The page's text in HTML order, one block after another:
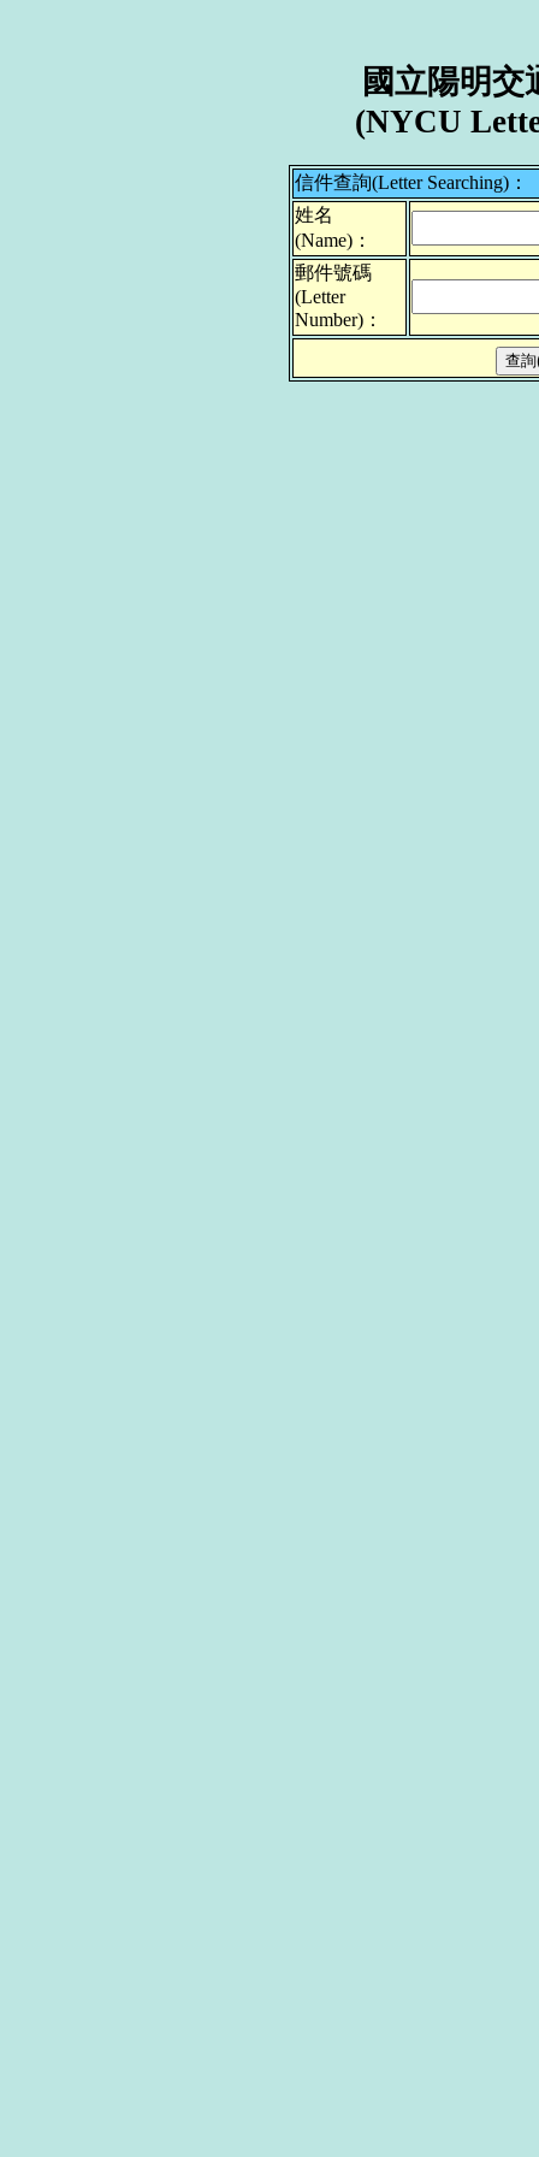
國立陽明交
(NYCU
信件查詢(Letter Searching)：
姓名
(Name)：
郵件號碼
(Letter
Number)：